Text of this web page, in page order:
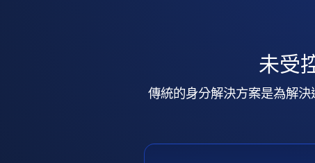
未受
傳統的身分解決方案是為解